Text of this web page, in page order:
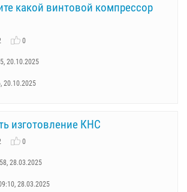
какой винтовой компрессор
0
20.10.2025
20.10.2025
изготовление КНС
0
28.03.2025
28.03.2025